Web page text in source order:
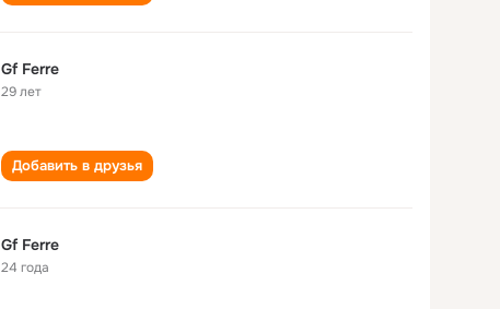
Gf Ferre
29 лет
Добавить в друзья
Gf Ferre
24 года